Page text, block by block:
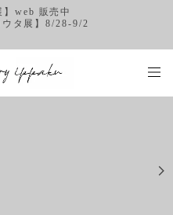
】web 販売中
ウタ展】8/28-9/2